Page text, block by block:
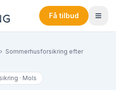
Få tilbud
› Sommerhusforsikring efter
· Mols